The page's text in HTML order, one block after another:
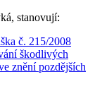
stanovují:
č. 215/2008
škodlivých
znění pozdějších